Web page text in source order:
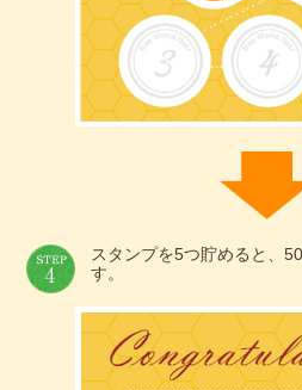
スタンプを5つ貯めると、
す。